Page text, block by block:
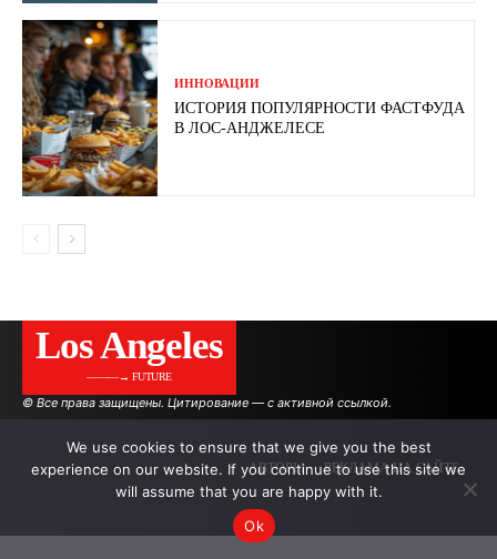
ИННОВАЦИИ
ИСТОРИЯ ПОПУЛЯРНОСТИ ФАСТФУДА
В ЛОС-АНДЖЕЛЕСЕ
Los Angeles
———→ FUTURE
© Все права защищены. Цитирование — с активной ссылкой.
АВТОРЫ РЕКЛАМА НА САЙТЕ
We use cookies to ensure that we give you the best
experience on our website. If you continue to use this site we
will assume that you are happy with it.
Ok